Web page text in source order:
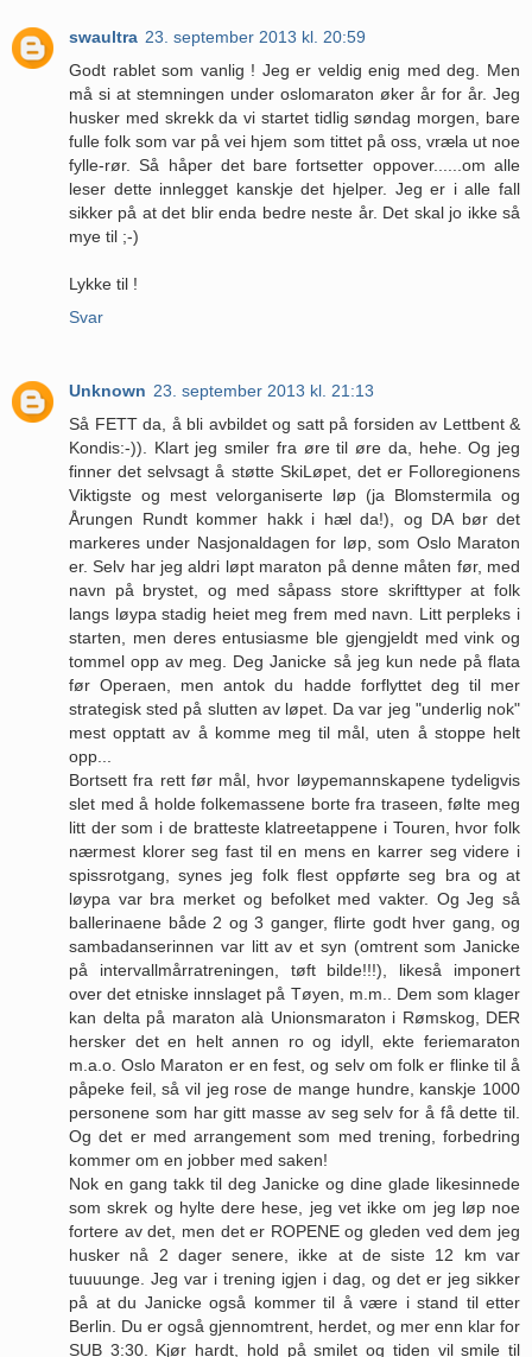
swaultra 23. september 2013 kl. 20:59
Godt rablet som vanlig ! Jeg er veldig enig med deg. Men
må si at stemningen under oslomaraton øker år for år. Jeg
husker med skrekk da vi startet tidlig søndag morgen, bare
fulle folk som var på vei hjem som tittet på oss, vræla ut noe
fylle-rør. Så håper det bare fortsetter oppover......om alle
leser dette innlegget kanskje det hjelper. Jeg er i alle fall
sikker på at det blir enda bedre neste år. Det skal jo ikke så
mye til ;-)
Lykke til !
Svar
Unknown 23. september 2013 kl. 21:13
Så FETT da, å bli avbildet og satt på forsiden av Lettbent &
Kondis:-)). Klart jeg smiler fra øre til øre da, hehe. Og jeg
finner det selvsagt å støtte SkiLøpet, det er Folloregionens
Viktigste og mest velorganiserte løp (ja Blomstermila og
Årungen Rundt kommer hakk i hæl da!), og DA bør det
markeres under Nasjonaldagen for løp, som Oslo Maraton
er. Selv har jeg aldri løpt maraton på denne måten før, med
navn på brystet, og med såpass store skrifttyper at folk
langs løypa stadig heiet meg frem med navn. Litt perpleks i
starten, men deres entusiasme ble gjengjeldt med vink og
tommel opp av meg. Deg Janicke så jeg kun nede på flata
før Operaen, men antok du hadde forflyttet deg til mer
strategisk sted på slutten av løpet. Da var jeg "underlig nok"
mest opptatt av å komme meg til mål, uten å stoppe helt
opp...
Bortsett fra rett før mål, hvor løypemannskapene tydeligvis
slet med å holde folkemassene borte fra traseen, følte meg
litt der som i de bratteste klatreetappene i Touren, hvor folk
nærmest klorer seg fast til en mens en karrer seg videre i
spissrotgang, synes jeg folk flest oppførte seg bra og at
løypa var bra merket og befolket med vakter. Og Jeg så
ballerinaene både 2 og 3 ganger, flirte godt hver gang, og
sambadanserinnen var litt av et syn (omtrent som Janicke
på intervallmårratreningen, tøft bilde!!!), likeså imponert
over det etniske innslaget på Tøyen, m.m.. Dem som klager
kan delta på maraton alà Unionsmaraton i Rømskog, DER
hersker det en helt annen ro og idyll, ekte feriemaraton
m.a.o. Oslo Maraton er en fest, og selv om folk er flinke til å
påpeke feil, så vil jeg rose de mange hundre, kanskje 1000
personene som har gitt masse av seg selv for å få dette til.
Og det er med arrangement som med trening, forbedring
kommer om en jobber med saken!
Nok en gang takk til deg Janicke og dine glade likesinnede
som skrek og hylte dere hese, jeg vet ikke om jeg løp noe
fortere av det, men det er ROPENE og gleden ved dem jeg
husker nå 2 dager senere, ikke at de siste 12 km var
tuuuunge. Jeg var i trening igjen i dag, og det er jeg sikker
på at du Janicke også kommer til å være i stand til etter
Berlin. Du er også gjennomtrent, herdet, og mer enn klar for
SUB 3:30. Kjør hardt, hold på smilet og tiden vil smile til